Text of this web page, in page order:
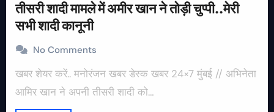
तीसरी शादी मामले में अमीर खान ने तोड़ी चुप्पी..मेरी
सभी शादी कानूनी
No Comments
खबर शेयर करें.. मनोरंजन खबर डेस्क खबर 24×7 मुंबई // अभिनेता
आमिर खान ने अपनी तीसरी शादी को…